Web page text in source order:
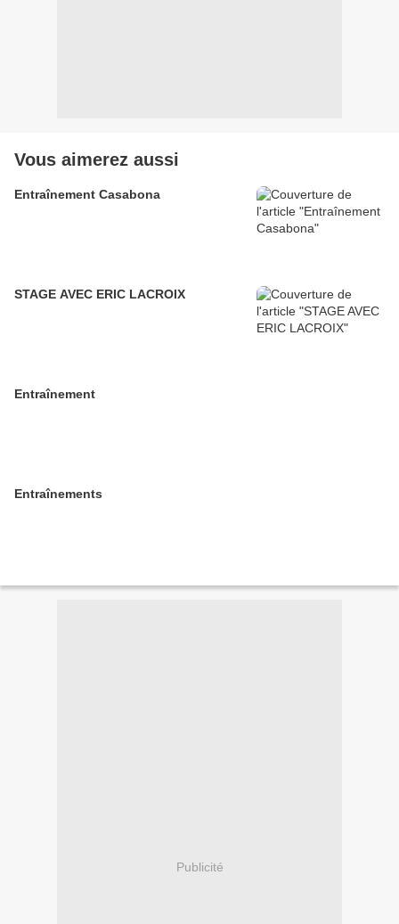
Vous aimerez aussi
Entraînement Casabona
STAGE AVEC ERIC LACROIX
Entraînement
Entraînements
Publicité